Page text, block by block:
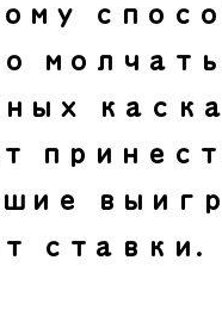
от ставки.